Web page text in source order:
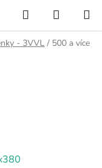
Hledat
KOŠÍK
- 3VVL / 500 a více